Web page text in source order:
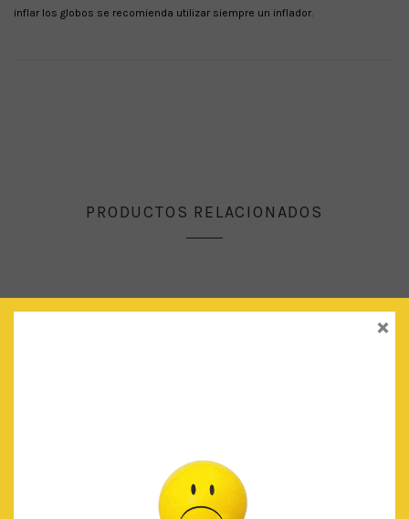
inflar los globos se recomienda utilizar siempre un inflador.
PRODUCTOS RELACIONADOS
×